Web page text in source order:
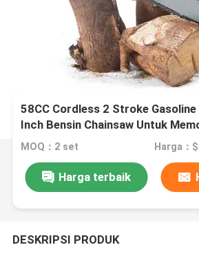
58CC Cordless 2 Stroke Gasoline
Inch Bensin Chainsaw Untuk
MOQ：2 set Harga：
Harga terbaik
DESKRIPSI PRODUK